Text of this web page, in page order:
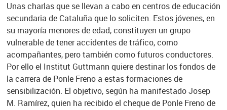
Unas charlas que se llevan a cabo en centros de educación
secundaria de Cataluña que lo soliciten. Estos jóvenes, en
su mayoría menores de edad, constituyen un grupo
vulnerable de tener accidentes de tráfico, como
acompañantes, pero también como futuros conductores.
Por ello el Institut Guttmann quiere destinar los fondos de
la carrera de Ponle Freno a estas formaciones de
sensibilización. El objetivo, según ha manifestado Josep
M. Ramírez, quien ha recibido el cheque de Ponle Freno de